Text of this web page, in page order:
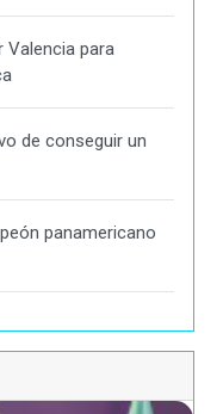
Valencia para
de conseguir un
panamericano